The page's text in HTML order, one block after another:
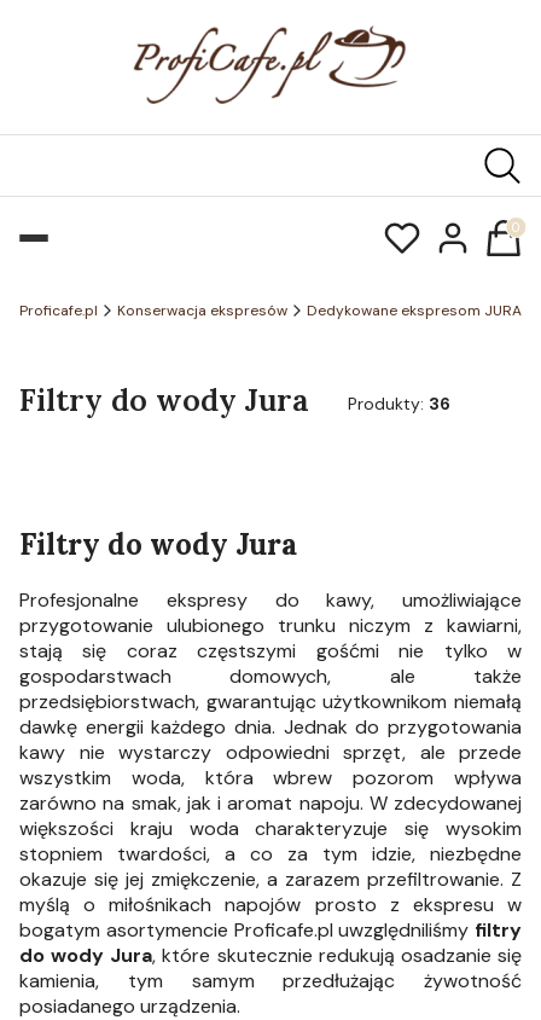
Proficafe.pl Konserwacja ekspresów Dedykowane ekspresom JURA
Filtry do wody Jura Produkty: 36
Filtry do wody Jura
Profesjonalne ekspresy do kawy, umożliwiające
przygotowanie ulubionego trunku niczym z kawiarni,
stają się coraz częstszymi gośćmi nie tylko w
gospodarstwach domowych, ale także
przedsiębiorstwach, gwarantując użytkownikom niemałą
dawkę energii każdego dnia. Jednak do przygotowania
kawy nie wystarczy odpowiedni sprzęt, ale przede
wszystkim woda, która wbrew pozorom wpływa
zarówno na smak, jak i aromat napoju. W zdecydowanej
większości kraju woda charakteryzuje się wysokim
stopniem twardości, a co za tym idzie, niezbędne
okazuje się jej zmiękczenie, a zarazem przefiltrowanie. Z
myślą o miłośnikach napojów prosto z ekspresu w
bogatym asortymencie Proficafe.pl uwzględniliśmy filtry
do wody Jura, które skutecznie redukują osadzanie się
kamienia, tym samym przedłużając żywotność
posiadanego urządzenia.